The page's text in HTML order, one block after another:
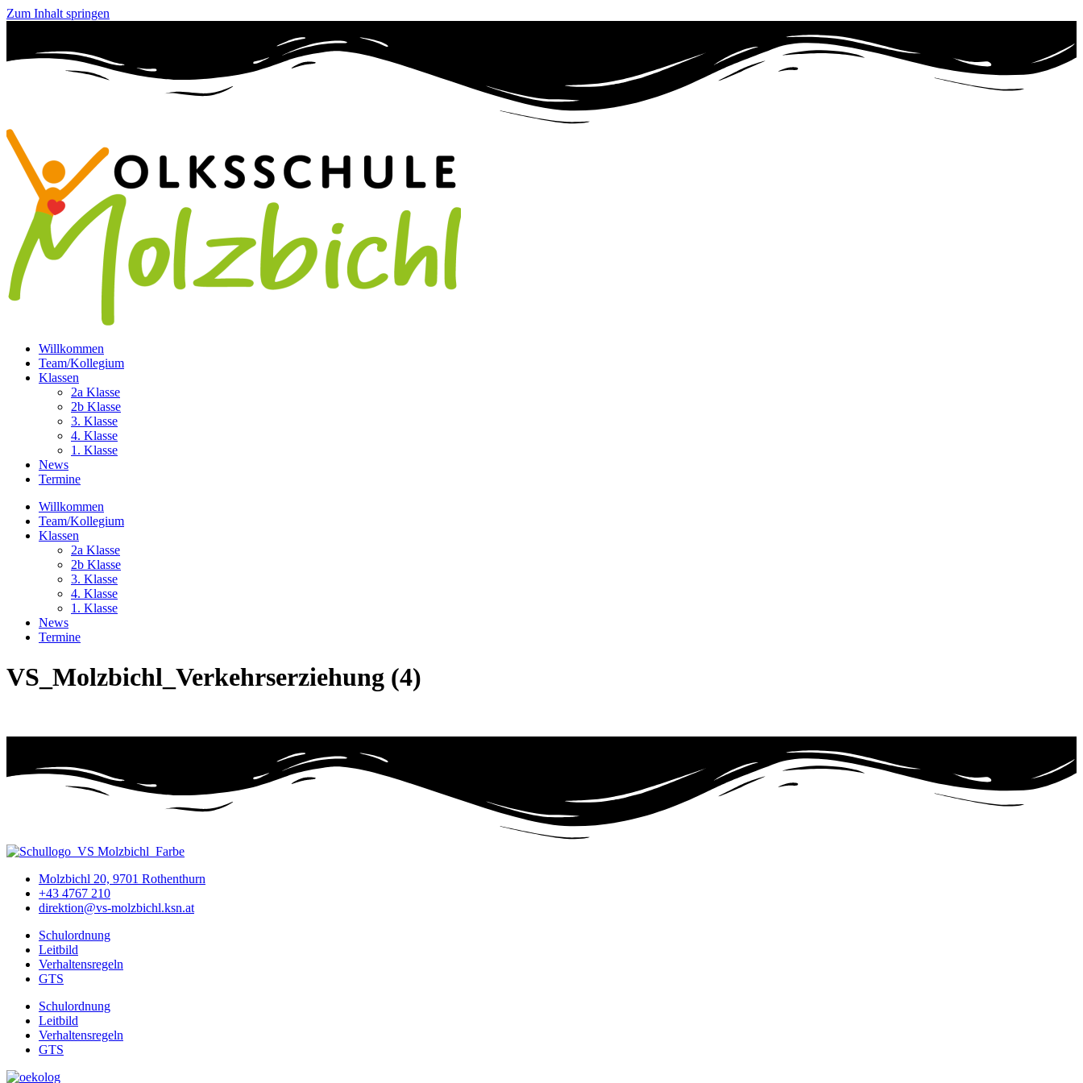
Zum Inhalt springen
Willkommen
Team/Kollegium
Klassen
2a Klasse
2b Klasse
3. Klasse
4. Klasse
1. Klasse
News
Termine
Willkommen
Team/Kollegium
Klassen
2a Klasse
2b Klasse
3. Klasse
4. Klasse
1. Klasse
News
Termine
VS_Molzbichl_Verkehrserziehung (4)
Molzbichl 20, 9701 Rothenthurn
+43 4767 210
direktion@vs-molzbichl.ksn.at
Schulordnung
Leitbild
Verhaltensregeln
GTS
Schulordnung
Leitbild
Verhaltensregeln
GTS